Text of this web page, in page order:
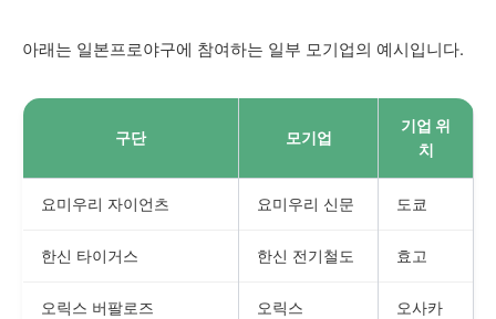
아래는 일본프로야구에 참여하는 일부 모기업의 예시입니다.
구단 모기업
기업 위
치
요미우리 자이언츠 요미우리 신문 도쿄
한신 타이거스 한신 전기철도 효고
오릭스 버팔로즈 오릭스 오사카